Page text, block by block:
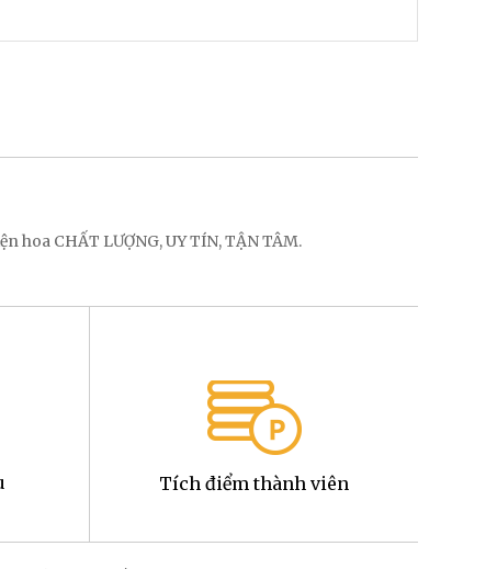
CHẤT LƯỢNG, UY TÍN, TẬN TÂM.
Tích điểm thành viên